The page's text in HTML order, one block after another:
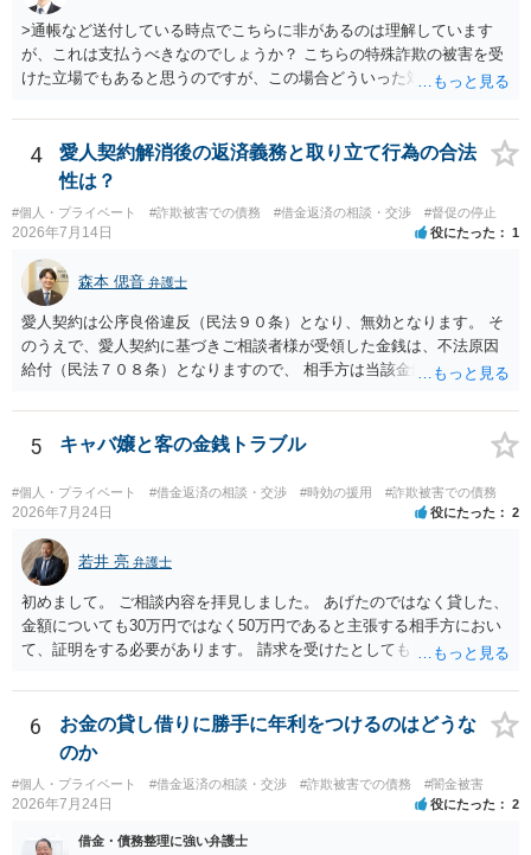
>通帳など送付している時点でこちらに非があるのは理解しています
が、これは支払うべきなのでしょうか？ こちらの特殊詐欺の被害を受
けた立場でもあると思うのですが、この場合どういった対処が必要で
がいいとは思います。 そもそも、特殊詐欺関係なく旦那さんの行為
は法に触れる可能性もあります。 ＞100万を支払わず穏便に和解する
ことは可能でしょうか？ →一般的には難しいです。相談者さんも１０
０万円の被害を受けたとして、１円も払わないで和解したいと言われ
たら、 できるだけ重い刑罰を与えて欲しい、と思われるのではない
でしょうか。 ＞弁護士さんに入ってもらうことで支払額が下がること
はありますか？ そこはあり得ます、ただ、弁護士費用かけるならその
分賠償に回すことも考えられるので、 兼ね合いは考えてみましょう。
4
愛人契約解消後の返済義務と取り立て行為の合法
性は？
#個人・プライベート #詐欺被害での債務 #借金返済の相談・交渉 #督促の停止
2026年7月14日 役にたった 1
森本 偲音 弁護士
愛人契約は公序良俗違反（民法９０条）となり、無効となります。 そ
のうえで、愛人契約に基づきご相談者様が受領した金銭は、不法原因
給付（民法７０８条）となりますので、 相手方は当該金銭の返還請求
5 キャバ嬢と客の金銭トラブル
#個人・プライベート #借金返済の相談・交渉 #時効の援用 #詐欺被害での債務
2026年7月24日 役にたった 2
若井 亮 弁護士
初めまして。 ご相談内容を拝見しました。 あげたのではなく貸した、
金額についても30万円ではなく50万円であると主張する相手方におい
て、証明をする必要があります。 請求を受けたとしても、もらったも
れることになるでしょう。 請求があるまでは、こちらからアクション
を起こす必要はないかと思います。
6
お金の貸し借りに勝手に年利をつけるのはどうな
のか
#個人・プライベート #借金返済の相談・交渉 #詐欺被害での債務 #闇金被害
2026年7月24日 役にたった 2
借金・債務整理に強い弁護士